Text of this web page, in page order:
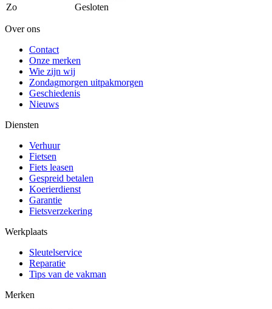
Zo
Gesloten
Over ons
Contact
Onze merken
Wie zijn wij
Zondagmorgen uitpakmorgen
Geschiedenis
Nieuws
Diensten
Verhuur
Fietsen
Fiets leasen
Gespreid betalen
Koerierdienst
Garantie
Fietsverzekering
Werkplaats
Sleutelservice
Reparatie
Tips van de vakman
Merken